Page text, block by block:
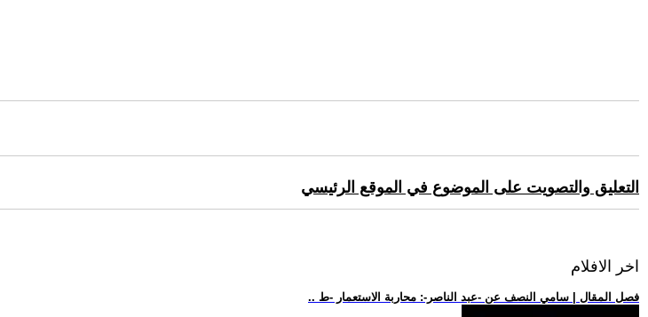
التعليق والتصويت على الموضوع في الموقع الرئيسي
اخر الافلام
.. فصل المقال | سامي النصف عن -عبد الناصر-: محاربة الاستعمار -ط